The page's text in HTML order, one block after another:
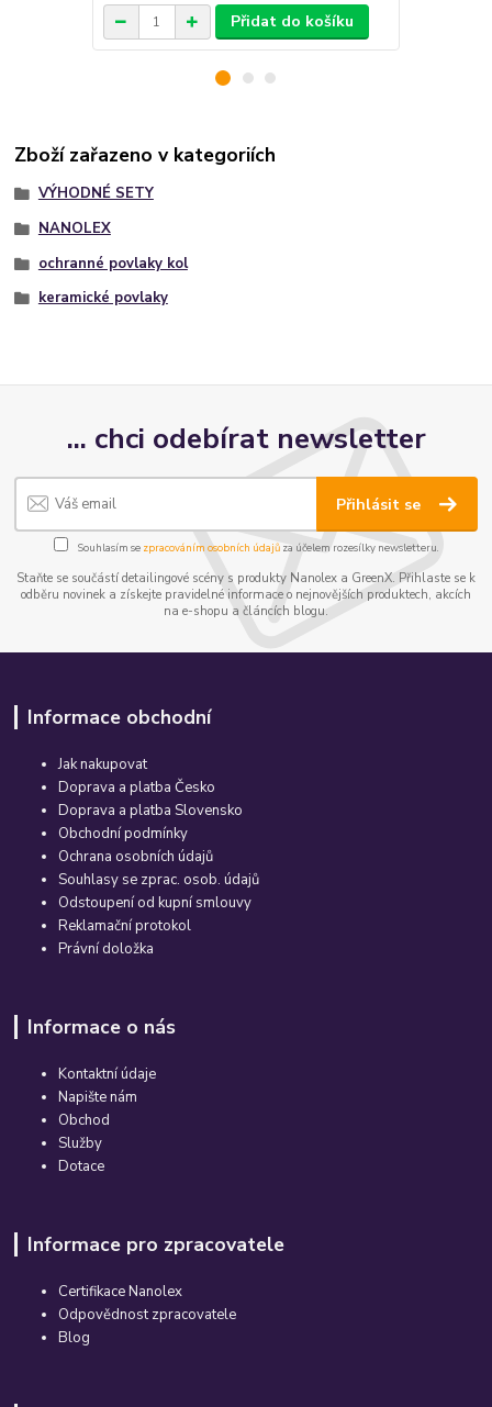
Přidat do košíku
Zboží zařazeno v kategoriích
VÝHODNÉ SETY
NANOLEX
ochranné povlaky kol
keramické povlaky
... chci odebírat newsletter
Přihlásit se
Souhlasím se zpracováním osobních údajůza účelem rozesílky newsletteru.
Staňte se součástí detailingové scény s produkty Nanolex a GreenX. Přihlaste se k
odběru novinek a získejte pravidelné informace o nejnovějších produktech, akcích
na e-shopu a článcích blogu.
Informace obchodní
Jak nakupovat
Doprava a platba Česko
Doprava a platba Slovensko
Obchodní podmínky
Ochrana osobních údajů
Souhlasy se zprac. osob. údajů
Odstoupení od kupní smlouvy
Reklamační protokol
Právní doložka
Informace o nás
Kontaktní údaje
Napište nám
Obchod
Služby
Dotace
Informace pro zpracovatele
Certifikace Nanolex
Odpovědnost zpracovatele
Blog